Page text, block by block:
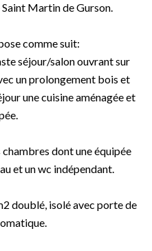
Martin de Gurson.
comme suit:
séjour/salon ouvrant sur
un prolongement bois et
une cuisine aménagée et
dont une équipée
et un wc indépendant.
doublé, isolé avec porte de